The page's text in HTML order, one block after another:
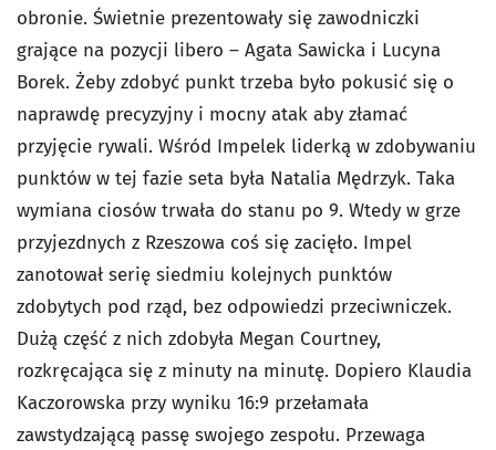
obronie. Świetnie prezentowały się zawodniczki
grające na pozycji libero – Agata Sawicka i Lucyna
Borek. Żeby zdobyć punkt trzeba było pokusić się o
naprawdę precyzyjny i mocny atak aby złamać
przyjęcie rywali. Wśród Impelek liderką w zdobywaniu
punktów w tej fazie seta była Natalia Mędrzyk. Taka
wymiana ciosów trwała do stanu po 9. Wtedy w grze
przyjezdnych z Rzeszowa coś się zacięło. Impel
zanotował serię siedmiu kolejnych punktów
zdobytych pod rząd, bez odpowiedzi przeciwniczek.
Dużą część z nich zdobyła Megan Courtney,
rozkręcająca się z minuty na minutę. Dopiero Klaudia
Kaczorowska przy wyniku 16:9 przełamała
zawstydzającą passę swojego zespołu. Przewaga